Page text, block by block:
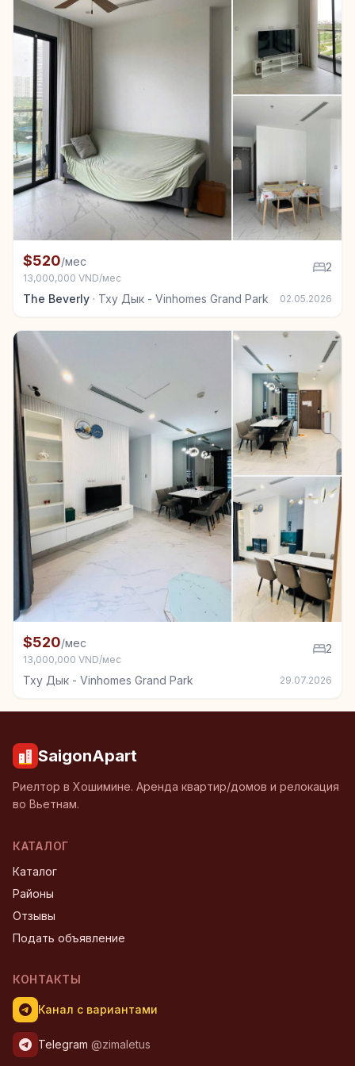
Квартира в аренду в Тху Дык - Vinhomes Grand
$520/мес
13,000,000 VND/мес
2
The Beverly · Тху Дык - Vinhomes Grand Park 02.05.2026
Квартира в аренду в Тху Дык - Vinhomes Grand
$520/мес
13,000,000 VND/мес
2
Тху Дык - Vinhomes Grand Park 29.07.2026
SaigonApart
Риелтор в Хошимине. Аренда квартир/домов и релокация
во Вьетнам.
КАТАЛОГ
Каталог
Районы
Отзывы
Подать объявление
КОНТАКТЫ
Канал с вариантами
Telegram @zimaletus